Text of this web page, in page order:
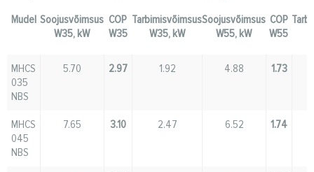
Mudel Soojusvõimsus
W35, kW
COP
W35
Tarbimisvõimsus
W35, kW
Soojusvõimsus
W55, kW
COP
W55
MHCS
035
NBS
5.70 2.97 1.92 4.88 1.73
MHCS
045
NBS
7.65 3.10 2.47 6.52 1.74